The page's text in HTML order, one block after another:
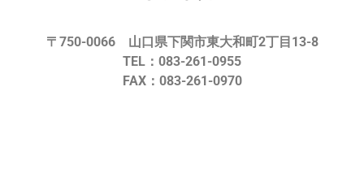
〒750-0066 山口県下関市東大和町2丁目13-8
TEL：083-261-0955
FAX：083-261-0970